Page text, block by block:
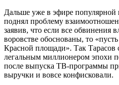
Дальше уже в эфире популярной
поднял проблему
заявив, что если все обвинения
воровстве обоснованы, то
Красной площади». Так
легальным миллионером эпохи
после выпуска ТВ-программы
выручки и вовсе конфисковали.